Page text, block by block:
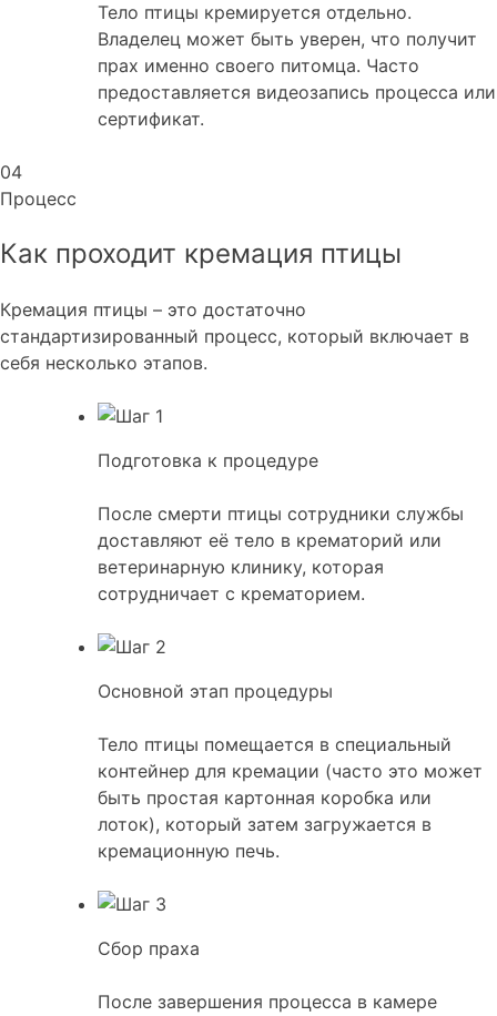
Тело птицы кремируется отдельно.
Владелец может быть уверен, что получит
прах именно своего питомца. Часто
предоставляется видеозапись процесса или
сертификат.
04
Процесс
Как проходит кремация птицы
Кремация птицы – это достаточно
стандартизированный процесс, который включает в
себя несколько этапов.
Подготовка к процедуре
После смерти птицы сотрудники службы
доставляют её тело в крематорий или
ветеринарную клинику, которая
сотрудничает с крематорием.
Основной этап процедуры
Тело птицы помещается в специальный
контейнер для кремации (часто это может
быть простая картонная коробка или
лоток), который затем загружается в
кремационную печь.
Сбор праха
После завершения процесса в камере